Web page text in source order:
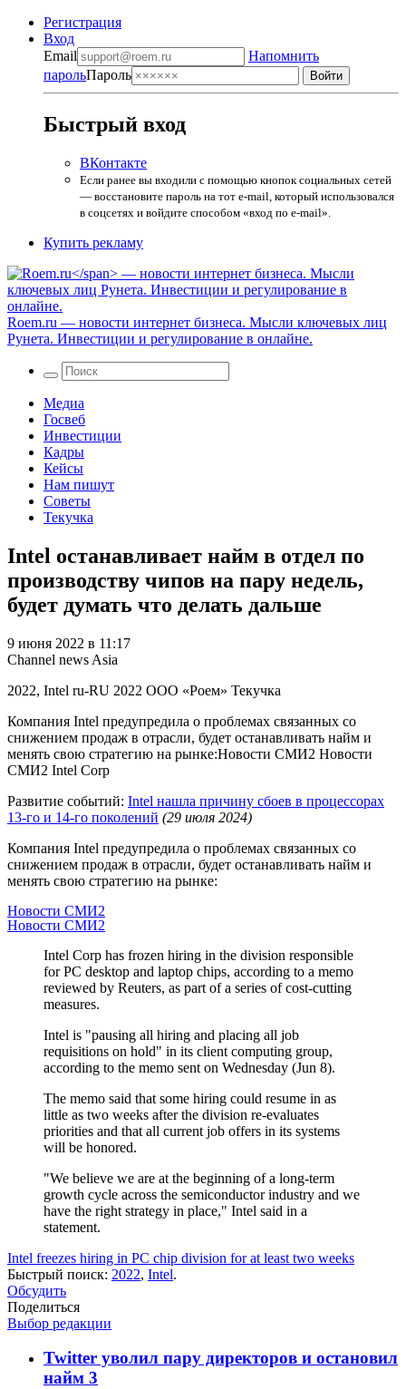
Регистрация
Вход
Email
Напомнить
парольПароль
Быстрый вход
ВКонтакте
Если ранее вы входили с помощью кнопок социальных сетей
— восстановите пароль на тот e-mail, который использовался
в соцсетях и войдите способом «вход по e-mail».
Купить рекламу
Roem.ru — новости интернет бизнеса. Мысли ключевых лиц
Рунета. Инвестиции и регулирование в онлайне.
Медиа
Госвеб
Инвестиции
Кадры
Кейсы
Нам пишут
Советы
Текучка
Intel останавливает найм в отдел по
производству чипов на пару недель,
будет думать что делать дальше
9 июня 2022 в 11:17
Channel news Asia
2022, Intel ru-RU 2022 ООО «Роем» Текучка
Компания Intel предупредила о проблемах связанных со
снижением продаж в отрасли, будет останавливать найм и
менять свою стратегию на рынке:Новости СМИ2 Новости
СМИ2 Intel Corp
Развитие событий: Intel нашла причину сбоев в процессорах
13-го и 14-го поколений (29 июля 2024)
Компания Intel предупредила о проблемах связанных со
снижением продаж в отрасли, будет останавливать найм и
менять свою стратегию на рынке:
Новости СМИ2
Новости СМИ2
Intel Corp has frozen hiring in the division responsible
for PC desktop and laptop chips, according to a memo
reviewed by Reuters, as part of a series of cost-cutting
measures.
Intel is "pausing all hiring and placing all job
requisitions on hold" in its client computing group,
according to the memo sent on Wednesday (Jun 8).
The memo said that some hiring could resume in as
little as two weeks after the division re-evaluates
priorities and that all current job offers in its systems
will be honored.
"We believe we are at the beginning of a long-term
growth cycle across the semiconductor industry and we
have the right strategy in place," Intel said in a
statement.
Intel freezes hiring in PC chip division for at least two weeks
Быстрый поиск: 2022, Intel.
Обсудить
Поделиться
Выбор редакции
Twitter уволил пару директоров и остановил
найм 3